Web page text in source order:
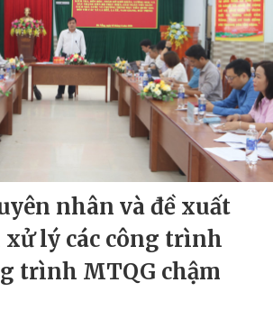
nhân và đề xuất
xử lý các công trình
trình MTQG chậm